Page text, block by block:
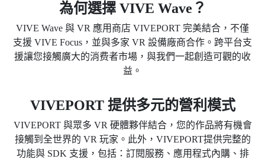
為何選擇 VIVE Wave？
VIVE Wave 與 VR 應用商店 VIVEPORT 完美結合，不僅
支援 VIVE Focus，並與多家 VR 設備廠商合作。跨平台支
援讓您接觸廣大的消费者市場，與我們一起創造可觀的收
益。
VIVEPORT 提供多元的營利模式
VIVEPORT 與眾多 VR 硬體夥伴結合，您的作品將有機會
接觸到全世界的 VR 玩家。此外，VIVEPORT提供完整的
功能與 SDK 支援，包括：訂閱服務、應用程式內購、排